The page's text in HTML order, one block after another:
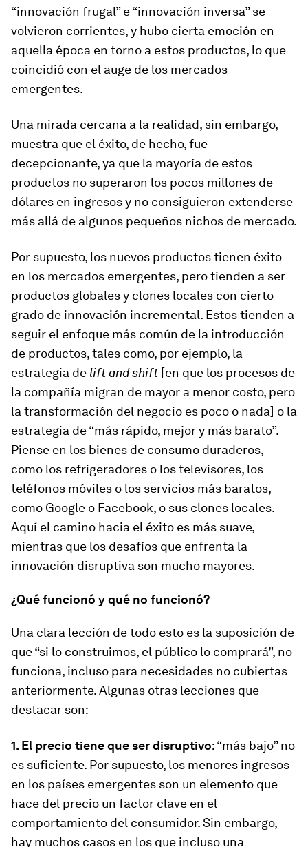
“innovación frugal” e “innovación inversa” se
volvieron corrientes, y hubo cierta emoción en
aquella época en torno a estos productos, lo que
coincidió con el auge de los mercados
emergentes.
Una mirada cercana a la realidad, sin embargo,
muestra que el éxito, de hecho, fue
decepcionante, ya que la mayoría de estos
productos no superaron los pocos millones de
dólares en ingresos y no consiguieron extenderse
más allá de algunos pequeños nichos de mercado.
Por supuesto, los nuevos productos tienen éxito
en los mercados emergentes, pero tienden a ser
productos globales y clones locales con cierto
grado de innovación incremental. Estos tienden a
seguir el enfoque más común de la introducción
de productos, tales como, por ejemplo, la
estrategia de lift and shift[en que los procesos de
la compañía migran de mayor a menor costo, pero
la transformación del negocio es poco o nada] o la
estrategia de “más rápido, mejor y más barato”.
Piense en los bienes de consumo duraderos,
como los refrigeradores o los televisores, los
teléfonos móviles o los servicios más baratos,
como Google o Facebook, o sus clones locales.
Aquí el camino hacia el éxito es más suave,
mientras que los desafíos que enfrenta la
innovación disruptiva son mucho mayores.
¿Qué funcionó y qué no funcionó?
Una clara lección de todo esto es la suposición de
que “si lo construimos, el público lo comprará”, no
funciona, incluso para necesidades no cubiertas
anteriormente. Algunas otras lecciones que
destacar son:
1. El precio tiene que ser disruptivo: “más bajo” no
es suficiente. Por supuesto, los menores ingresos
en los países emergentes son un elemento que
hace del precio un factor clave en el
comportamiento del consumidor. Sin embargo,
hay muchos casos en los que incluso una